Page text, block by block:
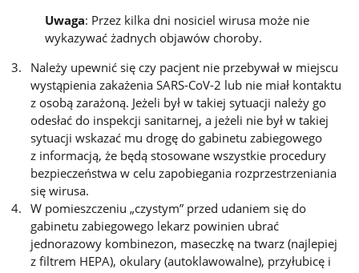
Uwaga: Przez kilka dni nosiciel wirusa może nie
wykazywać żadnych objawów choroby.
Należy upewnić się czy pacjent nie przebywał w miejscu
wystąpienia zakażenia SARS-CoV-2 lub nie miał kontaktu
z osobą zarażoną. Jeżeli był w takiej sytuacji należy go
odesłać do inspekcji sanitarnej, a jeżeli nie był w takiej
sytuacji wskazać mu drogę do gabinetu zabiegowego
z informacją, że będą stosowane wszystkie procedury
bezpieczeństwa w celu zapobiegania rozprzestrzeniania
się wirusa.
W pomieszczeniu „czystym” przed udaniem się do
gabinetu zabiegowego lekarz powinien ubrać
jednorazowy kombinezon, maseczkę na twarz (najlepiej
z filtrem HEPA), okulary (autoklawowalne), przyłubicę i